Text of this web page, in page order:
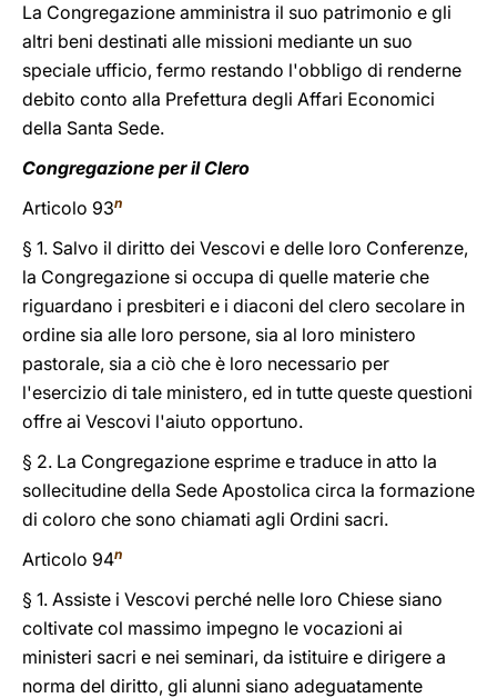
La Congregazione amministra il suo patrimonio e gli
altri beni destinati alle missioni mediante un suo
speciale ufficio, fermo restando l'obbligo di renderne
debito conto alla Prefettura degli Affari Economici
della Santa Sede.
Congregazione per il Clero
Articolo 93n
§ 1. Salvo il diritto dei Vescovi e delle loro Conferenze,
la Congregazione si occupa di quelle materie che
riguardano i presbiteri e i diaconi del clero secolare in
ordine sia alle loro persone, sia al loro ministero
pastorale, sia a ciò che è loro necessario per
l'esercizio di tale ministero, ed in tutte queste questioni
offre ai Vescovi l'aiuto opportuno.
§ 2. La Congregazione esprime e traduce in atto la
sollecitudine della Sede Apostolica circa la formazione
di coloro che sono chiamati agli Ordini sacri.
Articolo 94n
§ 1. Assiste i Vescovi perché nelle loro Chiese siano
coltivate col massimo impegno le vocazioni ai
ministeri sacri e nei seminari, da istituire e dirigere a
norma del diritto, gli alunni siano adeguatamente